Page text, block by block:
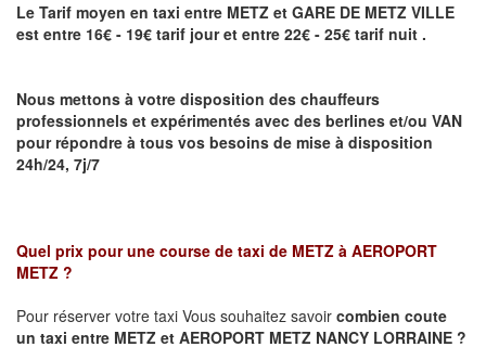
Le Tarif moyen en taxi entre METZ et GARE DE METZ VILLE
est entre 16€ - 19€ tarif jour et entre 22€ - 25€ tarif nuit .
Nous mettons à votre disposition des chauffeurs
professionnels et expérimentés avec des berlines et/ou VAN
pour répondre à tous vos besoins de mise à disposition
24h/24, 7j/7
Quel prix pour une course de taxi de METZ à AEROPORT
METZ ?
Pour réserver votre taxi Vous souhaitez savoir combien coute
un taxi entre METZ et AEROPORT METZ NANCY LORRAINE ?